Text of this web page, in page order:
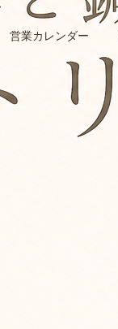
営業カレンダー